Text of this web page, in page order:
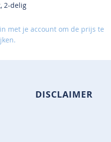
2-delig
met je account om de prijs te
DISCLAIMER